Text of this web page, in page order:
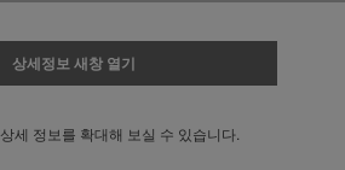
상세정보 새창 열기
상세 정보를 확대해 보실 수 있습니다.